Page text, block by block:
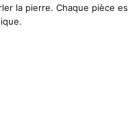
la pierre. Chaque pièce